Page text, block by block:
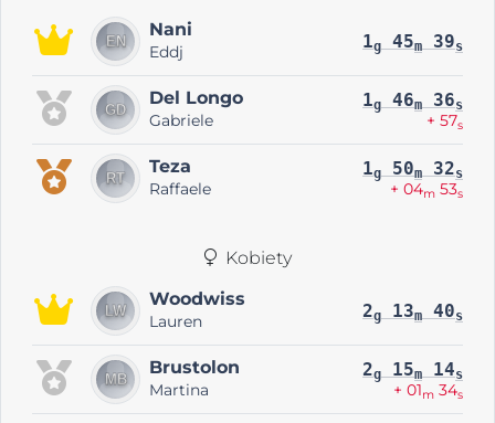
Nani
Eddj 1g 45m 39s
Del Longo
Gabriele
1g 46m 36s
+ 57s
Teza
Raffaele
1g 50m 32s
+ 04m 53s
Kobiety
Woodwiss
Lauren 2g 13m 40s
Brustolon
Martina
2g 15m 14s
+ 01m 34s